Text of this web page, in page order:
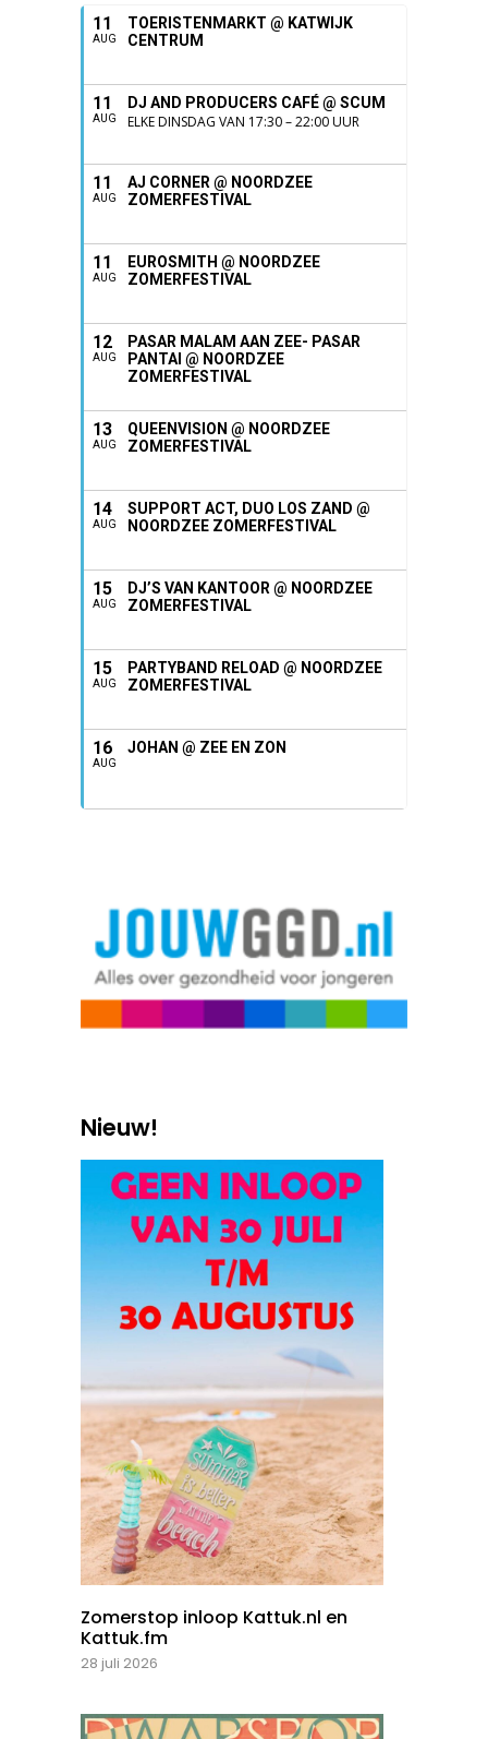
11
AUG
TOERISTENMARKT @ KATWIJK
CENTRUM
11
AUG
DJ AND PRODUCERS CAFÉ @ SCUM
ELKE DINSDAG VAN 17:30 – 22:00 UUR
11
AUG
AJ CORNER @ NOORDZEE
ZOMERFESTIVAL
11
AUG
EUROSMITH @ NOORDZEE
ZOMERFESTIVAL
12
AUG
PASAR MALAM AAN ZEE- PASAR
PANTAI @ NOORDZEE
ZOMERFESTIVAL
13
AUG
QUEENVISION @ NOORDZEE
ZOMERFESTIVAL
14
AUG
SUPPORT ACT, DUO LOS ZAND @
NOORDZEE ZOMERFESTIVAL
15
AUG
DJ’S VAN KANTOOR @ NOORDZEE
ZOMERFESTIVAL
15
AUG
PARTYBAND RELOAD @ NOORDZEE
ZOMERFESTIVAL
16
AUG
JOHAN @ ZEE EN ZON
Nieuw!
Zomerstop inloop Kattuk.nl en
Kattuk.fm
28 juli 2026